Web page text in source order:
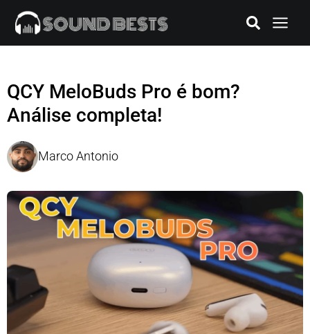
QCY MeloBuds Pro é bom?
Análise completa!
Marco Antonio